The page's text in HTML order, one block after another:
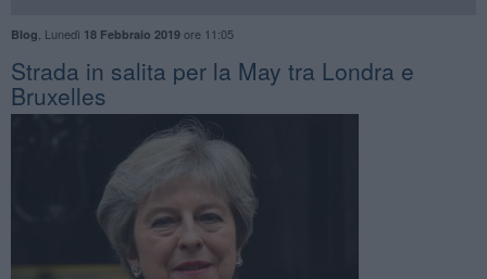
Blog Lunedì 18 Febbraio 2019ore 11:05
Strada in salita per la May tra Londra e
Bruxelles